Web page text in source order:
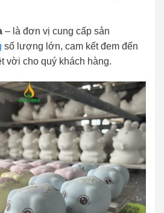
– là đơn vị cung cấp sản
số lượng lớn, cam kết đem đến
vời cho quý khách hàng.